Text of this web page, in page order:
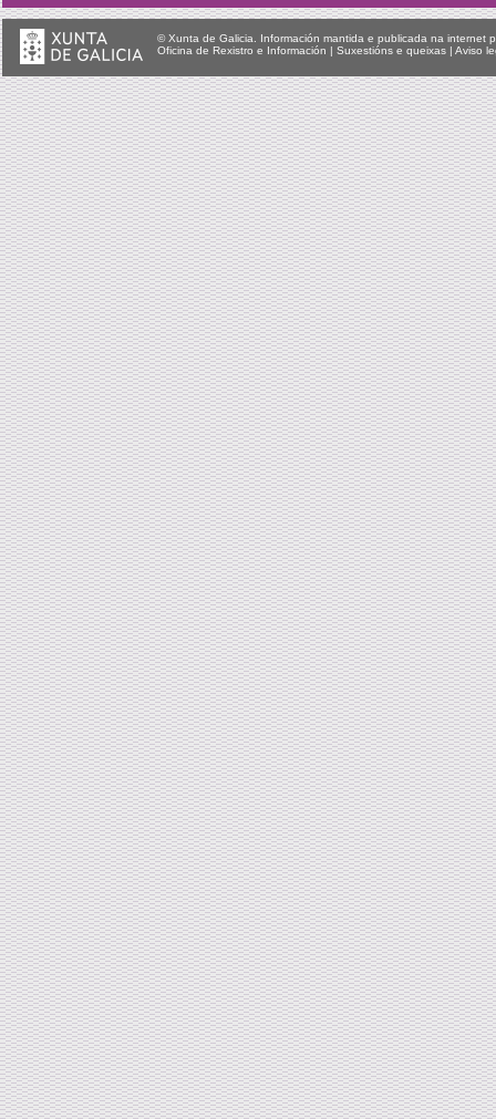
© Xunta de Galicia. Información mantida e publicada na internet
Oficina de Rexistro e Información | Suxestións e queixas | Aviso